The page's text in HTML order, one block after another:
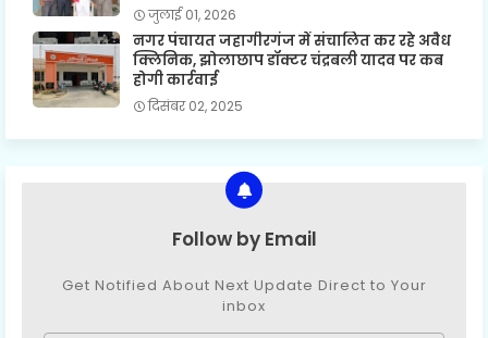
जुलाई 01, 2026
नगर पंचायत जहागीरगंज में संचालित कर रहे अवैध
क्लिनिक, झोलाछाप डॉक्टर चंद्रबली यादव पर कब
होगी कार्रवाई
दिसंबर 02, 2025
Follow by Email
Get Notified About Next Update Direct to Your
inbox